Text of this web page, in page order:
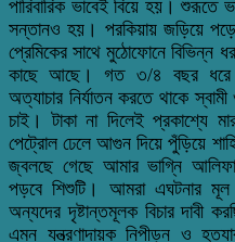
পারিবারিক ভাবেই বিয়ে হয়।
সন্তানও হয়। পরকিয়ায় জড়িয়ে
প্রেমিকের সাথে মুঠোফোনে বিভিন্ন
কাছে আছে। গত ৩/৪ বছর ধরে
অত্যাচার নির্যাতন করতে থাকে
চাই। টাকা না দিলেই প্রকাশ্যে
পেট্রোল ঢেলে আগুন দিয়ে পুঁড়িয়ে
জ্বলছে গেছে আমার ভাগ্নি
পড়বে শিশুটি। আমরা এঘটনার
অন্যদের দৃষ্টান্তমূলক বিচার দাবী
এমন যন্ত্রণাদায়ক নিপীড়ন ও